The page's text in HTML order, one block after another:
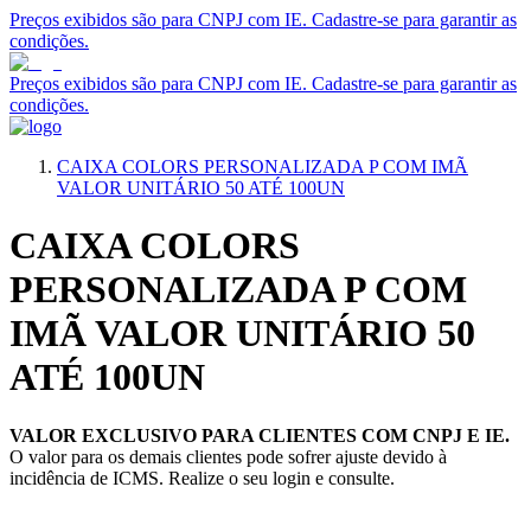
Preços exibidos são para CNPJ com IE. Cadastre-se para garantir as
condições.
Preços exibidos são para CNPJ com IE. Cadastre-se para garantir as
condições.
CAIXA COLORS PERSONALIZADA P COM IMÃ
VALOR UNITÁRIO 50 ATÉ 100UN
CAIXA COLORS
PERSONALIZADA P COM
IMÃ VALOR UNITÁRIO 50
ATÉ 100UN
VALOR EXCLUSIVO PARA CLIENTES COM CNPJ E IE.
O valor para os demais clientes pode sofrer ajuste devido à
incidência de ICMS. Realize o seu login e consulte.